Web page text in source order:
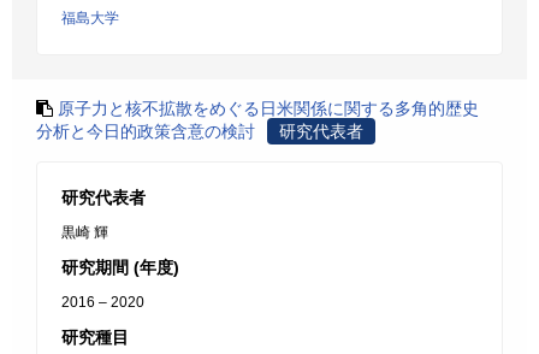
福島大学
原子力と核不拡散をめぐる日米関係に関する多角的歴史
分析と今日的政策含意の検討
研究代表者
研究代表者
黒崎 輝
研究期間 (年度)
2016 – 2020
研究種目